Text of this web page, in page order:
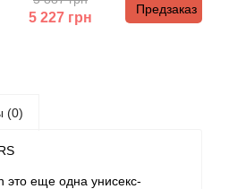
5 227 грн
Предзаказ
(0)
это еще одна унисекс-